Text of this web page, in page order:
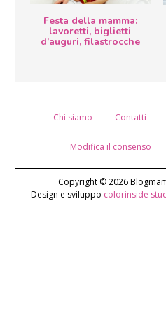
Festa della mamma:
lavoretti, biglietti
d’auguri, filastrocche
Chi siamo Contatti
Modifica il consenso
Copyright © 2026
Design e sviluppo colorinside